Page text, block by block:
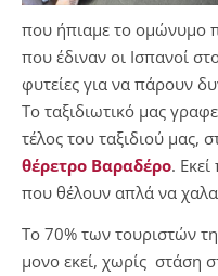
που ήπιαμε το ομώνυμο
που έδιναν οι Ισπανοί
φυτείες για να πάρουν
Το ταξιδιωτικό μας
τέλος του ταξιδιού μας,
θέρετρο Βαραδέρο.
που θέλουν απλά να
Το 70% των τουριστών
μονο εκεί, χωρίς στάση